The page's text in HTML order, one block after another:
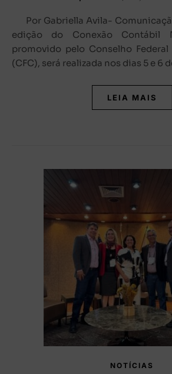
Por Gabriella Avila- Comunicação CFC A próxima
edição do Conexão Contábil
promovido pelo Conselho
(CFC), será realizada nos dias 5 e 6
LEIA MAIS
NOTÍCIAS